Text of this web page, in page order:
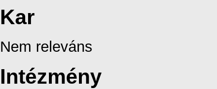
Kar
Nem releváns
Intézmény